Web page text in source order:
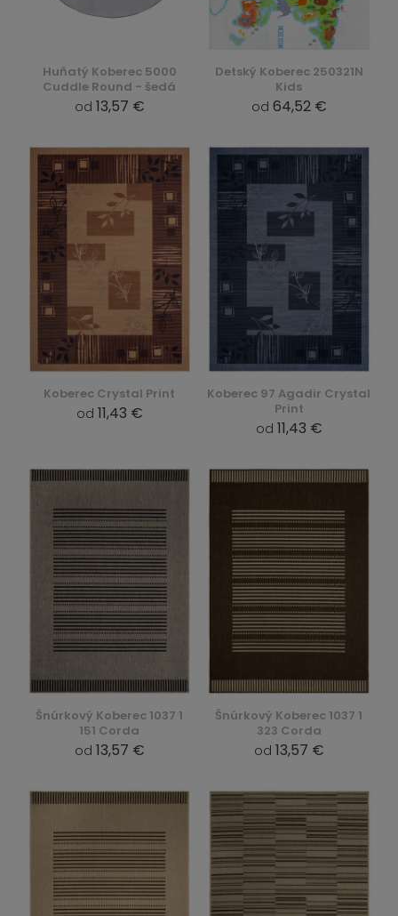
Huňatý Koberec 5000
Cuddle Round - šedá
od 13,57 €
Detský Koberec 250321N
Kids
od 64,52 €
Koberec Crystal Print
od 11,43 €
Koberec 97 Agadir Crystal
Print
od 11,43 €
Šnúrkový Koberec 1037 1
151 Corda
od 13,57 €
Šnúrkový Koberec 1037 1
323 Corda
od 13,57 €